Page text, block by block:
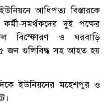
আধিপত্য বিস্তারকে
সমর্থকদের দুই পক্ষের
বিস্ফোরণ ও ঘরবাড়ি
৫ জন গুলিবিদ্ধ সহ আহত হয়
ইউনিয়নের মহেশপুর ও